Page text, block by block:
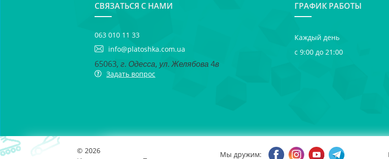
СВЯЗАТЬСЯ С НАМИ
063 010 11 33
info@platoshka.com.ua
65063, г. Одесса, ул. Желябова 4в
Задать вопрос
ГРАФИК РАБОТЫ
Каждый день
с 9:00 до 21:00
© 2026
Мы дружим: